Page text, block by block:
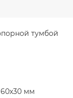
тумбой
мм